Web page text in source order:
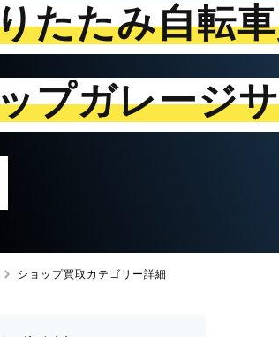
たたみ自転
プガレージ
ショップ買取カテゴリー詳細